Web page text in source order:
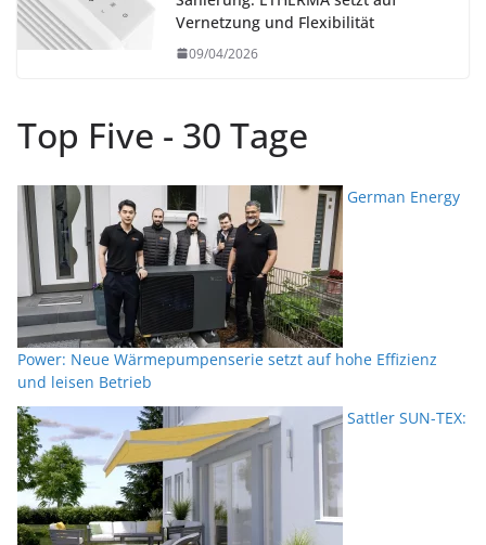
Vernetzung und Flexibilität
09/04/2026
Top Five - 30 Tage
German Energy
Power: Neue Wärmepumpenserie setzt auf hohe Effizienz
und leisen Betrieb
Sattler SUN-TEX: